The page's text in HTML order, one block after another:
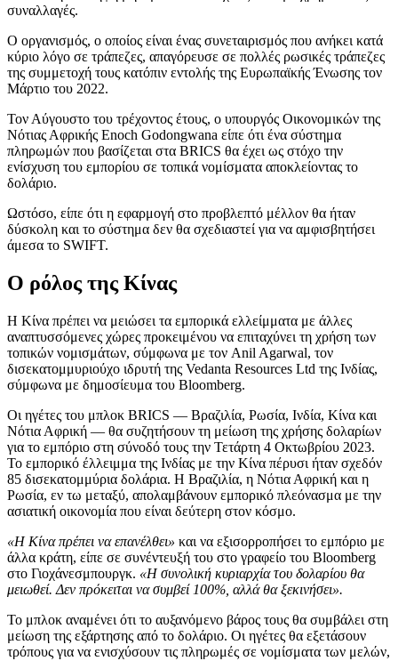
συναλλαγές.
Ο οργανισμός, ο οποίος είναι ένας συνεταιρισμός που ανήκει κατά
κύριο λόγο σε τράπεζες, απαγόρευσε σε πολλές ρωσικές τράπεζες
της συμμετοχή τους κατόπιν εντολής της Ευρωπαϊκής Ένωσης τον
Μάρτιο του 2022.
Τον Αύγουστο του τρέχοντος έτους, ο υπουργός Οικονομικών της
Νότιας Αφρικής Enoch Godongwana είπε ότι ένα σύστημα
πληρωμών που βασίζεται στα BRICS θα έχει ως στόχο την
ενίσχυση του εμπορίου σε τοπικά νομίσματα αποκλείοντας το
δολάριο.
Ωστόσο, είπε ότι η εφαρμογή στο προβλεπτό μέλλον θα ήταν
δύσκολη και το σύστημα δεν θα σχεδιαστεί για να αμφισβητήσει
άμεσα το SWIFT.
O ρόλος της Κίνας
Η Κίνα πρέπει να μειώσει τα εμπορικά ελλείμματα με άλλες
αναπτυσσόμενες χώρες προκειμένου να επιταχύνει τη χρήση των
τοπικών νομισμάτων, σύμφωνα με τον Anil Agarwal, τον
δισεκατομμυριούχο ιδρυτή της Vedanta Resources Ltd της Ινδίας,
σύμφωνα με δημοσίευμα του Bloomberg.
Οι ηγέτες του μπλοκ BRICS — Βραζιλία, Ρωσία, Ινδία, Κίνα και
Νότια Αφρική — θα συζητήσουν τη μείωση της χρήσης δολαρίων
για το εμπόριο στη σύνοδό τους την Τετάρτη 4 Οκτωβρίου 2023.
Το εμπορικό έλλειμμα της Ινδίας με την Κίνα πέρυσι ήταν σχεδόν
85 δισεκατομμύρια δολάρια. Η Βραζιλία, η Νότια Αφρική και η
Ρωσία, εν τω μεταξύ, απολαμβάνουν εμπορικό πλεόνασμα με την
ασιατική οικονομία που είναι δεύτερη στον κόσμο.
«Η Κίνα πρέπει να επανέλθει» και να εξισορροπήσει το εμπόριο με
άλλα κράτη, είπε σε συνέντευξή του στο γραφείο του Bloomberg
στο Γιοχάνεσμπουργκ. «Η συνολική κυριαρχία του δολαρίου θα
μειωθεί. Δεν πρόκειται να συμβεί 100%, αλλά θα ξεκινήσει».
Το μπλοκ αναμένει ότι το αυξανόμενο βάρος τους θα συμβάλει στη
μείωση της εξάρτησης από το δολάριο. Οι ηγέτες θα εξετάσουν
τρόπους για να ενισχύσουν τις πληρωμές σε νομίσματα των μελών,